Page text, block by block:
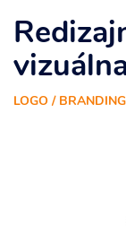
LOGO / BRANDING
Súhlasím